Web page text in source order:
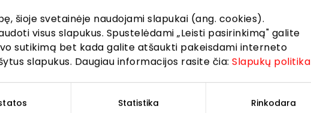
šioje svetainėje naudojami slapukai (ang. cookies).
visus slapukus. Spustelėdami „Leisti pasirinkimą" galite
sutikimą bet kada galite atšaukti pakeisdami interneto
slapukus. Daugiau informacijos rasite čia:Slapukų politika
Statistika Rinkodara
Prenumeruoti
„Prenumeruoti“ sutinki gauti PPC
naujienas. Dėl to AKROPOLIS GROUP,